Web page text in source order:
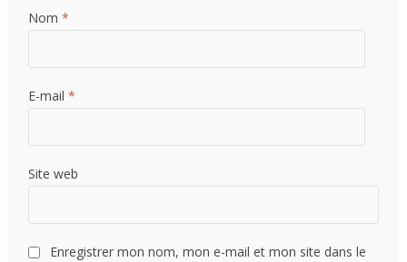
Nom*
E-mail*
Site web
Enregistrer mon nom, mon e-mail et mon site dans le